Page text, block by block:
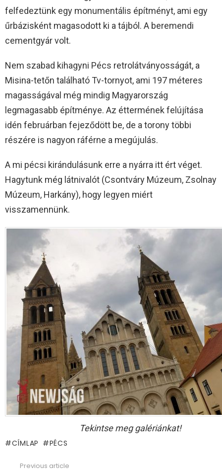
felfedeztünk egy monumentális építményt, ami egy
űrbázisként magasodott ki a tájból. A beremendi
cementgyár volt.
Nem szabad kihagyni Pécs retrolátványosságát, a
Misina-tetőn található Tv-tornyot, ami 197 méteres
magasságával még mindig Magyarország
legmagasabb építménye. Az éttermének felújítása
idén februárban fejeződött be, de a torony többi
részére is nagyon ráférne a megújulás.
A mi pécsi kirándulásunk erre a nyárra itt ért véget.
Hagytunk még látnivalót (Csontváry Múzeum, Zsolnay
Múzeum, Harkány), hogy legyen miért
visszamennünk.
Tekintse meg galériánkat!
CÍMLAP PÉCS
Previous article